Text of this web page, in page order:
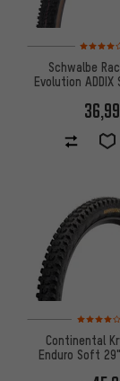
Schwalbe
Evolution ADDIX
Continental
Enduro Soft